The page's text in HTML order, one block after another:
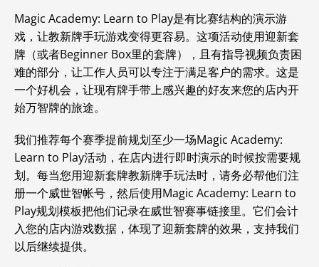
Magic Academy: Learn to Play是有比赛结构的演示游
戏，让教新牌手玩游戏变得更容易。这项活动使用迎新套
牌（或者Beginner Box里的套牌），且有指导视频负责困
难的部分，让工作人员可以专注于满足客户的需求。 这是
一个好机会，让现有牌手带上感兴趣的好友来您的店内开
始万智牌的旅途。
我们推荐每个赛季提前规划至少一场Magic Academy:
Learn to Play活动，在店内进行即时演示的时候按需要规
划。 每当您用迎新套牌教新牌手玩法时，请务必帮他们注
册一个威世智帐号，然后使用Magic Academy: Learn to
Play规划模板把他们记录在威世智赛事链接里。它们会计
入您的店内游戏数据，体现了迎新套牌的效果，支持我们
以后继续提供。